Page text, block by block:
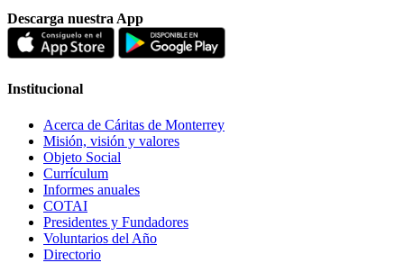
Descarga nuestra App
Institucional
Acerca de Cáritas de Monterrey
Misión, visión y valores
Objeto Social
Currículum
Informes anuales
COTAI
Presidentes y Fundadores
Voluntarios del Año
Directorio